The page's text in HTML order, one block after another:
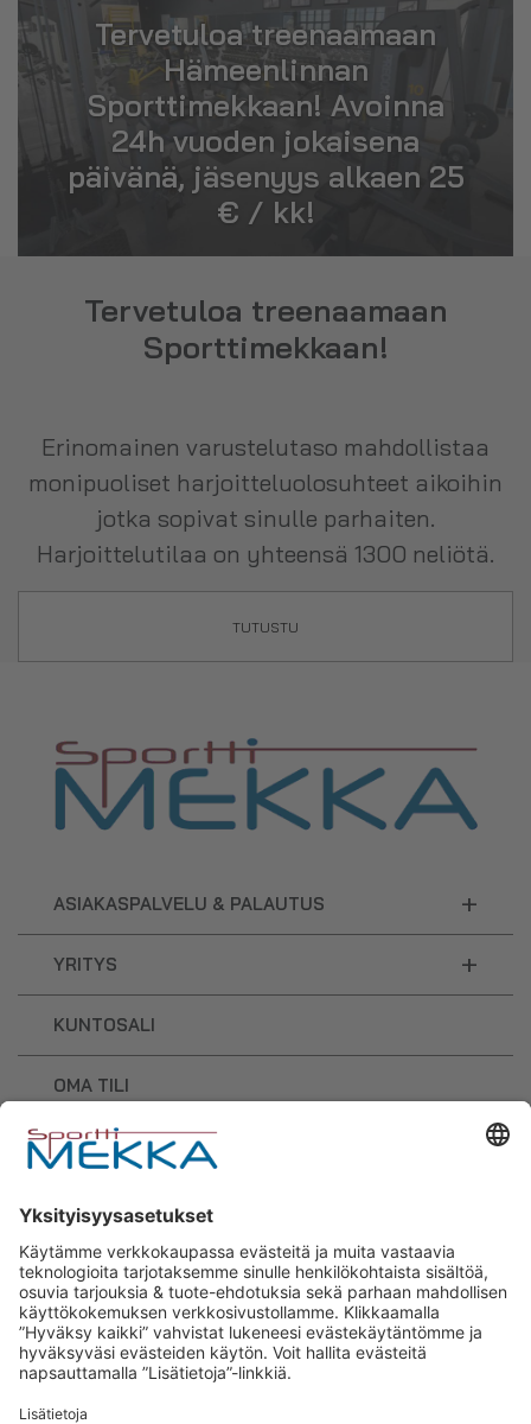
Tervetuloa treenaamaan
Hämeenlinnan
Sporttimekkaan! Avoinna
24h vuoden jokaisena
päivänä, jäsenyys alkaen 25
€ / kk!
Tervetuloa treenaamaan
Sporttimekkaan!
Erinomainen varustelutaso mahdollistaa
monipuoliset harjoitteluolosuhteet aikoihin
jotka sopivat sinulle parhaiten.
Harjoittelutilaa on yhteensä 1300 neliötä.
TUTUSTU
ASIAKASPALVELU & PALAUTUS +
YRITYS +
KUNTOSALI
OMA TILI
OSTOSKORI
Sporttimekka – lisäravinteiden ja
urheilutarvikkeiden osaaja